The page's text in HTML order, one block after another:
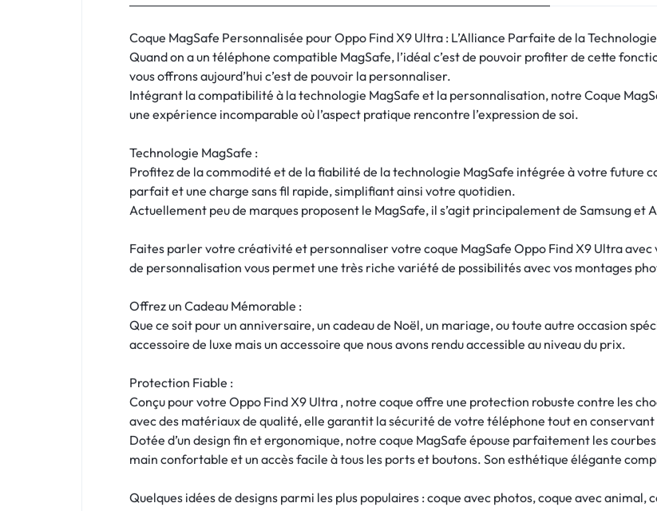
LIVRAISON
Coque MagSafe Personnalisée pour Oppo Find X9 Ultra : L’Alliance Parfaite de la
Quand on a un téléphone compatible MagSafe, l’idéal c’est de pouvoir profiter de cette
vous offrons aujourd’hui c’est de pouvoir la personnaliser.
Intégrant la compatibilité à la technologie MagSafe et la personnalisation, notre Coque
une expérience incomparable où l’aspect pratique rencontre l’expression de soi.
Technologie MagSafe :
Profitez de la commodité et de la fiabilité de la technologie MagSafe intégrée à votre future
parfait et une charge sans fil rapide, simplifiant ainsi votre quotidien.
Actuellement peu de marques proposent le MagSafe, il s’agit principalement de Samsung et
Faites parler votre créativité et personnaliser votre coque MagSafe Oppo Find X9 Ultra
de personnalisation vous permet une très riche variété de possibilités avec vos montages
Offrez un Cadeau Mémorable :
Que ce soit pour un anniversaire, un cadeau de Noël, un mariage, ou toute autre occasion
accessoire de luxe mais un accessoire que nous avons rendu accessible au niveau du prix.
Protection Fiable :
Conçu pour votre Oppo Find X9 Ultra , notre coque offre une protection robuste contre les
avec des matériaux de qualité, elle garantit la sécurité de votre téléphone tout en conservant
Dotée d’un design fin et ergonomique, notre coque MagSafe épouse parfaitement les
main confortable et un accès facile à tous les ports et boutons. Son esthétique élégante
Quelques idées de designs parmi les plus populaires : coque avec photos, coque avec animal,